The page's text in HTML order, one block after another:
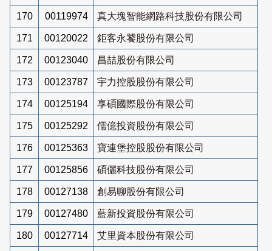
170 00119974 真大塊智能網路科技股份有限公司
171 00120022 鉅客永饕股份有限公司
172 00123040 昌喆股份有限公司
173 00123787 宇力控股股份有限公司
174 00125194 享碩國際股份有限公司
175 00125292 儒億投資股份有限公司
176 00125363 寶連堡控股股份有限公司
177 00125856 碩儷科技股份有限公司
178 00127138 創易聊股份有限公司
179 00127480 藍新投資股份有限公司
180 00127714 艾里資本股份有限公司